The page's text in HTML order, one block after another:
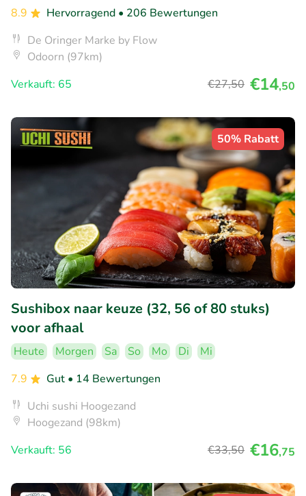
8.9 Hervorragend • 206 Bewertungen
De Oringer Marke by Flow
Odoorn (97km)
Verkauft: 65
€27,50 €14,50
50% Rabatt
Sushibox naar keuze (32, 56 of 80 stuks)
voor afhaal
Heute Morgen Sa So Mo Di
Mi
7.9
Gut • 14 Bewertungen
Uchi sushi Hoogezand
Hoogezand (98km)
Verkauft: 56
€33,50 €16,75